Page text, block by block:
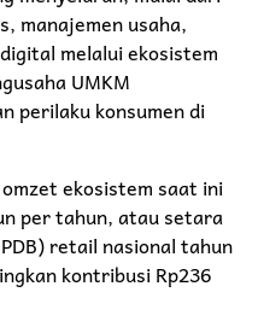
manajemen usaha,
melalui ekosistem
UMKM
perilaku konsumen di
ekosistem saat ini
per tahun, atau setara
retail nasional tahun
kontribusi Rp236